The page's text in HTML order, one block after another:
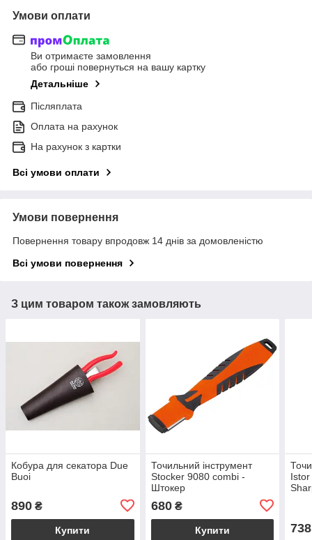
Умови оплати
Ви отримаєте замовлення
або гроші повернуться на вашу картку
Детальніше
Післяплата
Оплата на рахунок
На рахунок з картки
Всі умови оплати
Умови повернення
Повернення товару впродовж 14 днів за домовленістю
Всі умови повернення
З цим товаром також замовляють
Кобура для секатора Due
Buoi
890 ₴
Купити
Точильний інструмент
Stocker 9080 combi -
Штокер
680₴
Купити